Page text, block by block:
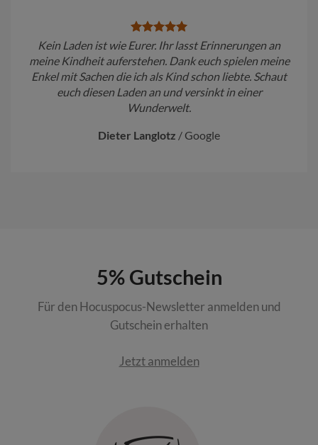
Kein Laden ist wie Eurer. Ihr lasst Erinnerungen an
meine Kindheit auferstehen. Dank euch spielen meine
Enkel mit Sachen die ich als Kind schon liebte. Schaut
euch diesen Laden an und versinkt in einer
Wunderwelt.
Dieter Langlotz / Google
5% Gutschein
Für den Hocuspocus-Newsletter anmelden und
Gutschein erhalten
Jetzt anmelden